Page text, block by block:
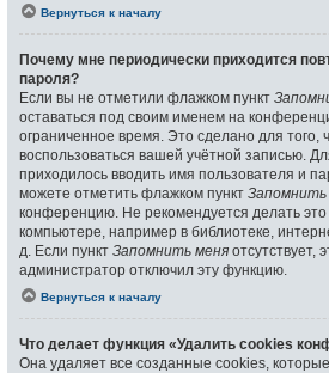
Вернуться к началу
Почему мне периодически приходится
пароля?
Если вы не отметили флажком пункт
оставаться под своим именем на
ограниченное время. Это сделано для того,
воспользоваться вашей учётной записью.
приходилось вводить имя пользователя и
можете отметить флажком пункт Запомнить
конференцию. Не рекомендуется делать
компьютере, например в библиотеке,
д. Если пункт Запомнить меня отсутствует,
администратор отключил эту функцию.
Вернуться к началу
Что делает функция «Удалить cookies
Она удаляет все созданные cookies,